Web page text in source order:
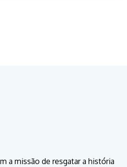
a missão de resgatar a história